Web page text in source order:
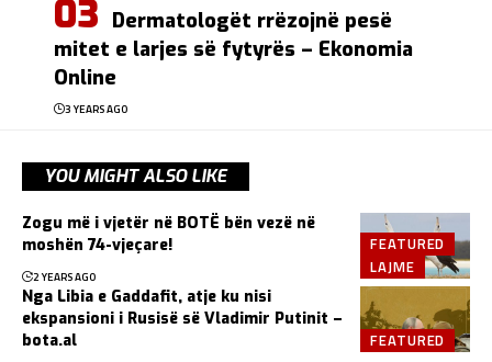
Dermatologët rrëzojnë pesë
mitet e larjes së fytyrës – Ekonomia
Online
3 YEARS AGO
YOU MIGHT ALSO LIKE
FEATURED
LAJME
Zogu më i vjetër në BOTË bën vezë në
moshën 74-vjeçare!
2 YEARS AGO
FEATURED
Nga Libia e Gaddafit, atje ku nisi
ekspansioni i Rusisë së Vladimir Putinit –
bota.al